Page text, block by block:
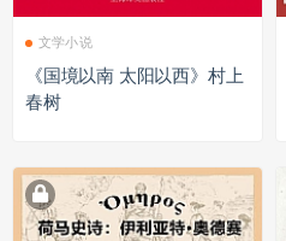
文学小说
《国境以南 太阳以西》村上
春树